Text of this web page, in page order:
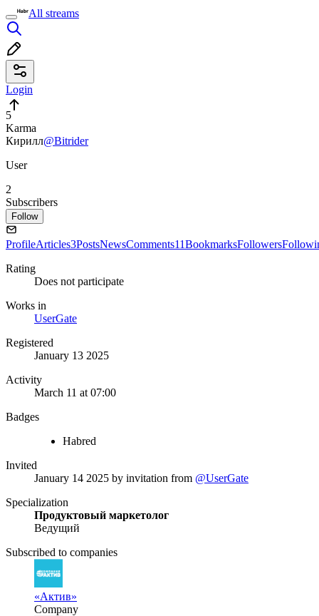
All streams
Login
5
Karma
Кирилл@Bitrider
User
2
Subscribers
Follow
ProfileArticles3PostsNewsComments11BookmarksFollowers
Rating
Does not participate
Works in
UserGate
Registered
January 13 2025
Activity
March 11 at 07:00
Badges
Habred
Invited
January 14 2025 by invitation from @UserGate
Specialization
Продуктовый маркетолог
Ведущий
Subscribed to companies
«Актив»
Company